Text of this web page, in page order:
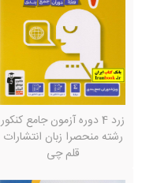
زرد 4 دوره آزمون جامع کنکور
رشته منحصرا زبان انتشارات
قلم چی